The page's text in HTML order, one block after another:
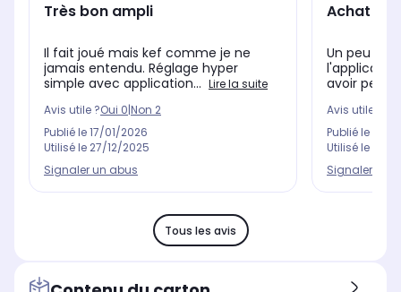
Très bon ampli
Il fait joué mais kef comme je ne
jamais entendu. Réglage hyper
simple avec application... Lire la suite
Avis utile ?Oui 0|Non 2
Publié le17/01/2026
Utilisé le 27/12/2025
Signaler un abus
Achat
Un peu
avoir
Avis utile ?
Publié le
Utilisé le
Signaler un
Tous les avis